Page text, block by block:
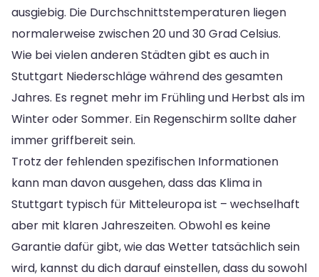
ausgiebig. Die Durchschnittstemperaturen liegen
normalerweise zwischen 20 und 30 Grad Celsius.
Wie bei vielen anderen Städten gibt es auch in
Stuttgart Niederschläge während des gesamten
Jahres. Es regnet mehr im Frühling und Herbst als im
Winter oder Sommer. Ein Regenschirm sollte daher
immer griffbereit sein.
Trotz der fehlenden spezifischen Informationen
kann man davon ausgehen, dass das Klima in
Stuttgart typisch für Mitteleuropa ist – wechselhaft
aber mit klaren Jahreszeiten. Obwohl es keine
Garantie dafür gibt, wie das Wetter tatsächlich sein
wird, kannst du dich darauf einstellen, dass du sowohl